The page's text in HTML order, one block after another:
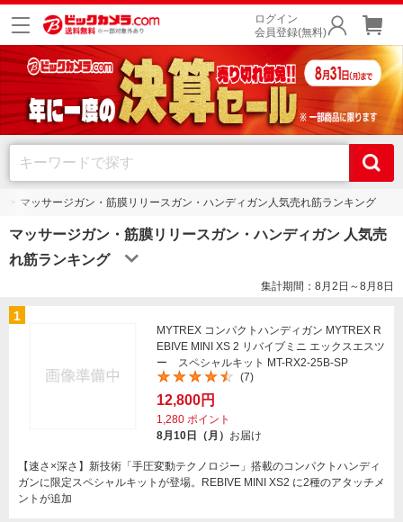
ログイン
会員登録(無料)
マッサージガン・筋膜リリースガン・ハンディガン人気売れ筋ランキング
マッサージガン・筋膜リリースガン・ハンディガン 人気売
れ筋ランキング
集計期間：8月2日～8月8日
1
MYTREX コンパクトハンディガン MYTREX R
EBIVE MINI XS 2 リバイブミニ エックスエスツ
ー スペシャルキット MT-RX2-25B-SP
(7)
12,800円
1,280 ポイント
8月10日（月） お届け
【速さ×深さ】新技術「手圧変動テクノロジー」搭載のコンパクトハンディ
ガンに限定スペシャルキットが登場。REBIVE MINI XS2 に2種のアタッチメ
ントが追加